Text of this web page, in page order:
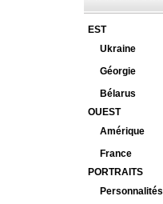
EST
Ukraine
Géorgie
Bélarus
OUEST
Amérique
France
PORTRAITS
Personnalités